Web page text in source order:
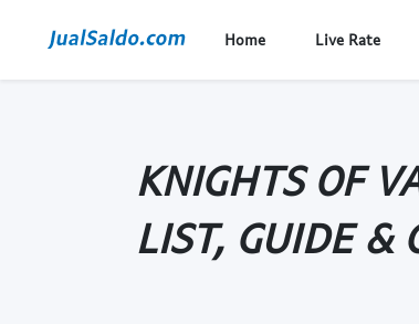
Home Live Rate
KNIGHTS OF
LIST, GUIDE &